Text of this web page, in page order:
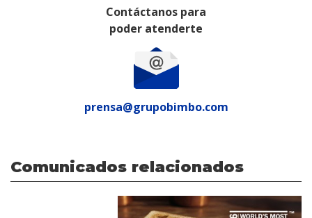
Contáctanos para
poder atenderte
prensa@grupobimbo.com
Comunicados relacionados